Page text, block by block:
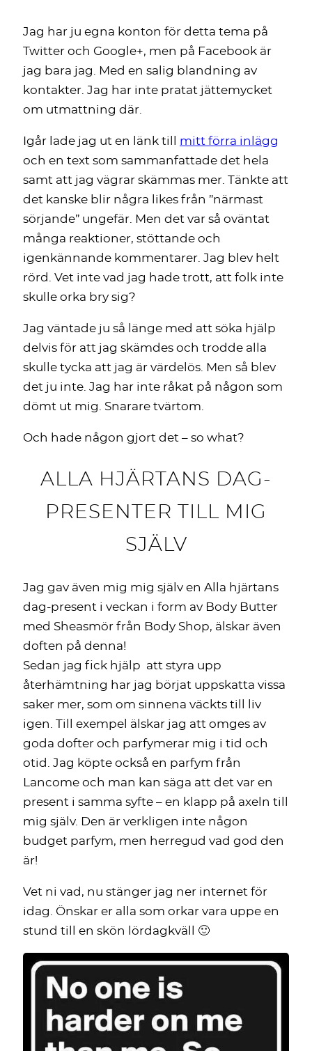
Jag har ju egna konton för detta tema på
Twitter och Google+, men på Facebook är
jag bara jag. Med en salig blandning av
kontakter. Jag har inte pratat jättemycket
om utmattning där.
Igår lade jag ut en länk till mitt förra inlägg
och en text som sammanfattade det hela
samt att jag vägrar skämmas mer. Tänkte att
det kanske blir några likes från ”närmast
sörjande” ungefär. Men det var så oväntat
många reaktioner, stöttande och
igenkännande kommentarer. Jag blev helt
rörd. Vet inte vad jag hade trott, att folk inte
skulle orka bry sig?
Jag väntade ju så länge med att söka hjälp
delvis för att jag skämdes och trodde alla
skulle tycka att jag är värdelös. Men så blev
det ju inte. Jag har inte råkat på någon som
dömt ut mig. Snarare tvärtom.
Och hade någon gjort det – so what?
ALLA HJÄRTANS DAG-
PRESENTER TILL MIG
SJÄLV
Jag gav även mig mig själv en Alla hjärtans
dag-present i veckan i form av Body Butter
med Sheasmör från Body Shop, älskar även
doften på denna!
Sedan jag fick hjälp att styra upp
återhämtning har jag börjat uppskatta vissa
saker mer, som om sinnena väckts till liv
igen. Till exempel älskar jag att omges av
goda dofter och parfymerar mig i tid och
otid. Jag köpte också en parfym från
Lancome och man kan säga att det var en
present i samma syfte – en klapp på axeln till
mig själv. Den är verkligen inte någon
budget parfym, men herregud vad god den
är!
Vet ni vad, nu stänger jag ner internet för
idag. Önskar er alla som orkar vara uppe en
stund till en skön lördagkväll 🙂